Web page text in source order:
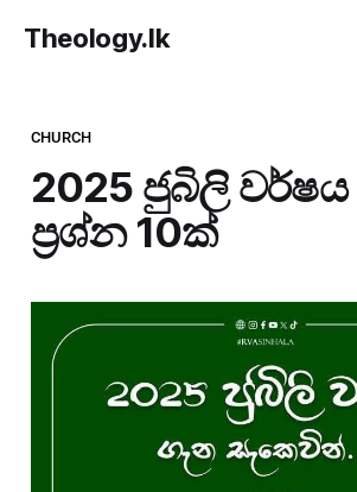
Theology.lk
CHURCH
2025 ජුබිලි වර්ෂය
ප්‍රශ්න 10ක්